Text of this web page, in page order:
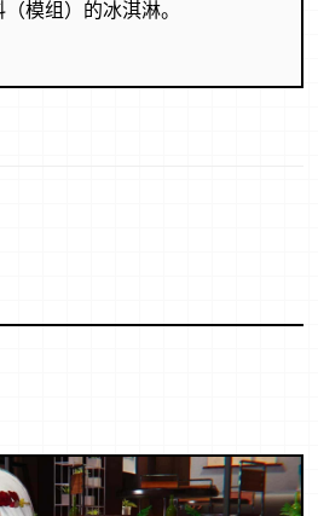
模组）的冰淇淋。